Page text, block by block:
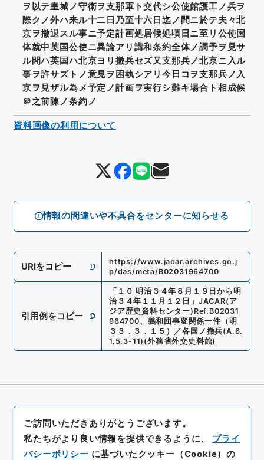
情報の間違いや不具合をセンターに知らせる
ヲ以テ皇城ノ守衛ヲ支那軍ト交代シ公使館護工ノ兵ヲ
際クノ外ハ来ル十二日乃至十六日迄ノ間ニ於テ夫々北
京ヲ撤退スル事ニ予定計画処居候処頃日ニ至リ公使国
体就中英国公使ニ異論アリ講和条約全体ノ調予ヲ見サ
ル間ハ英国ハ北京ヨリ撤兵セズ又支那兵ノ北京ニ入ル
事ヲ許サズトノ意見ヲ困執シアリ今日コヲ支那兵ノ入
京ヲ見ザル為メ予定ノ計画ヲ実行シ難キ場合ト相成候
＠之前陳ノ条約ノ
URIをコピー
https://www.jacar.archives.go.j
p/das/meta/B02031964700
引用例をコピー
「 １０ 明治３４年８月１９日から明
治３４年１１月１２日 」 JACAR(ア
ジア歴史資料センター) Ref. B02031
964700、 義和団事変関係一件（明
３３．３．１５）／各国ノ撤兵(A.6.
1.5.3-11) (外務省外交史料館)
資料画像の利用について
ご訪問いただきありがとうございます。
私たちがより良い情報を提供できるように、 プライ
バシーポリシー に基づいたクッキー（Cookie）の